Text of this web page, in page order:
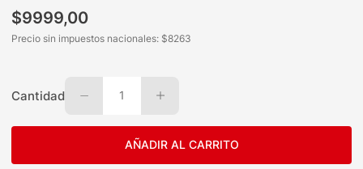
$9999,00
Precio sin impuestos nacionales: $8263
Cantidad 1
AÑADIR AL CARRITO